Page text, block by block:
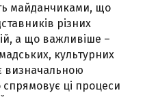
майданчиками, що
різних
а що важливіше –
культурних
визначальною
ці процеси